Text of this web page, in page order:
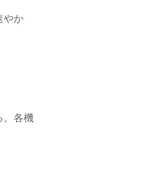
やか
。各機